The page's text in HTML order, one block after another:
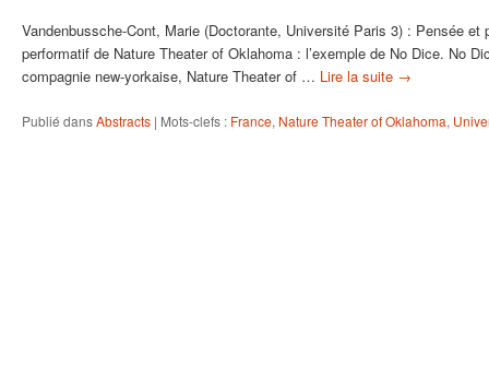
Vandenbussche-Cont, Marie (Doctorante, Université Paris 3) : Pensée et
performatif de Nature Theater of Oklahoma : l’exemple de No Dice. No
compagnie new-yorkaise, Nature Theater of … Lire la suite →
Publié dansAbstracts | Mots-clefs : France, Nature Theater of Oklahoma,